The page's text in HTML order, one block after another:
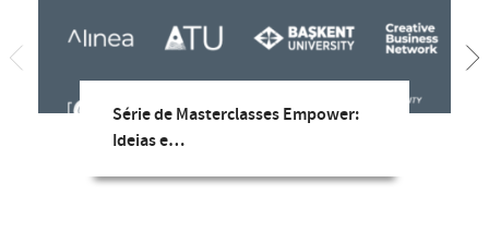
Série de Masterclasses Empower:
Ideias e…